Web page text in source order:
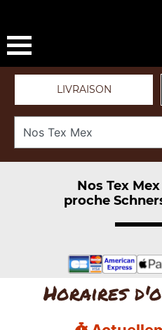
LIVRAISON
Nos Tex
proche
Horaires